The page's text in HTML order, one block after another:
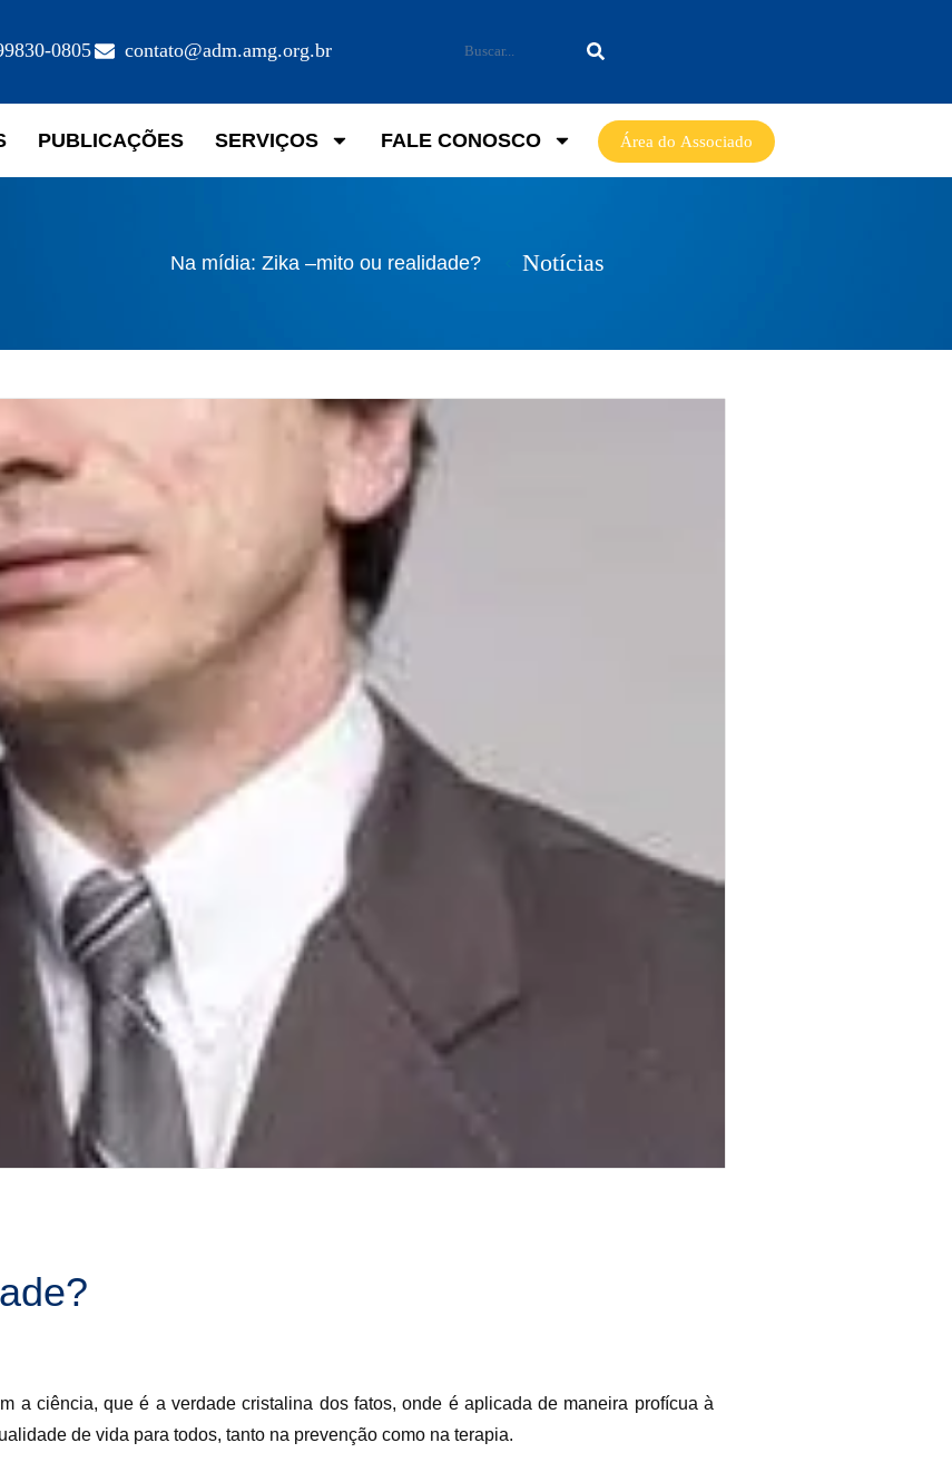
0805 contato@adm.amg.org.br
PUBLICAÇÕES SERVIÇOS FALE CONOSCO Área do Associado
Na mídia: Zika –mito ou realidade? Notícias
a ciência, que é a verdade cristalina dos fatos, onde é aplicada de maneira profícua à
de vida para todos, tanto na prevenção como na terapia.